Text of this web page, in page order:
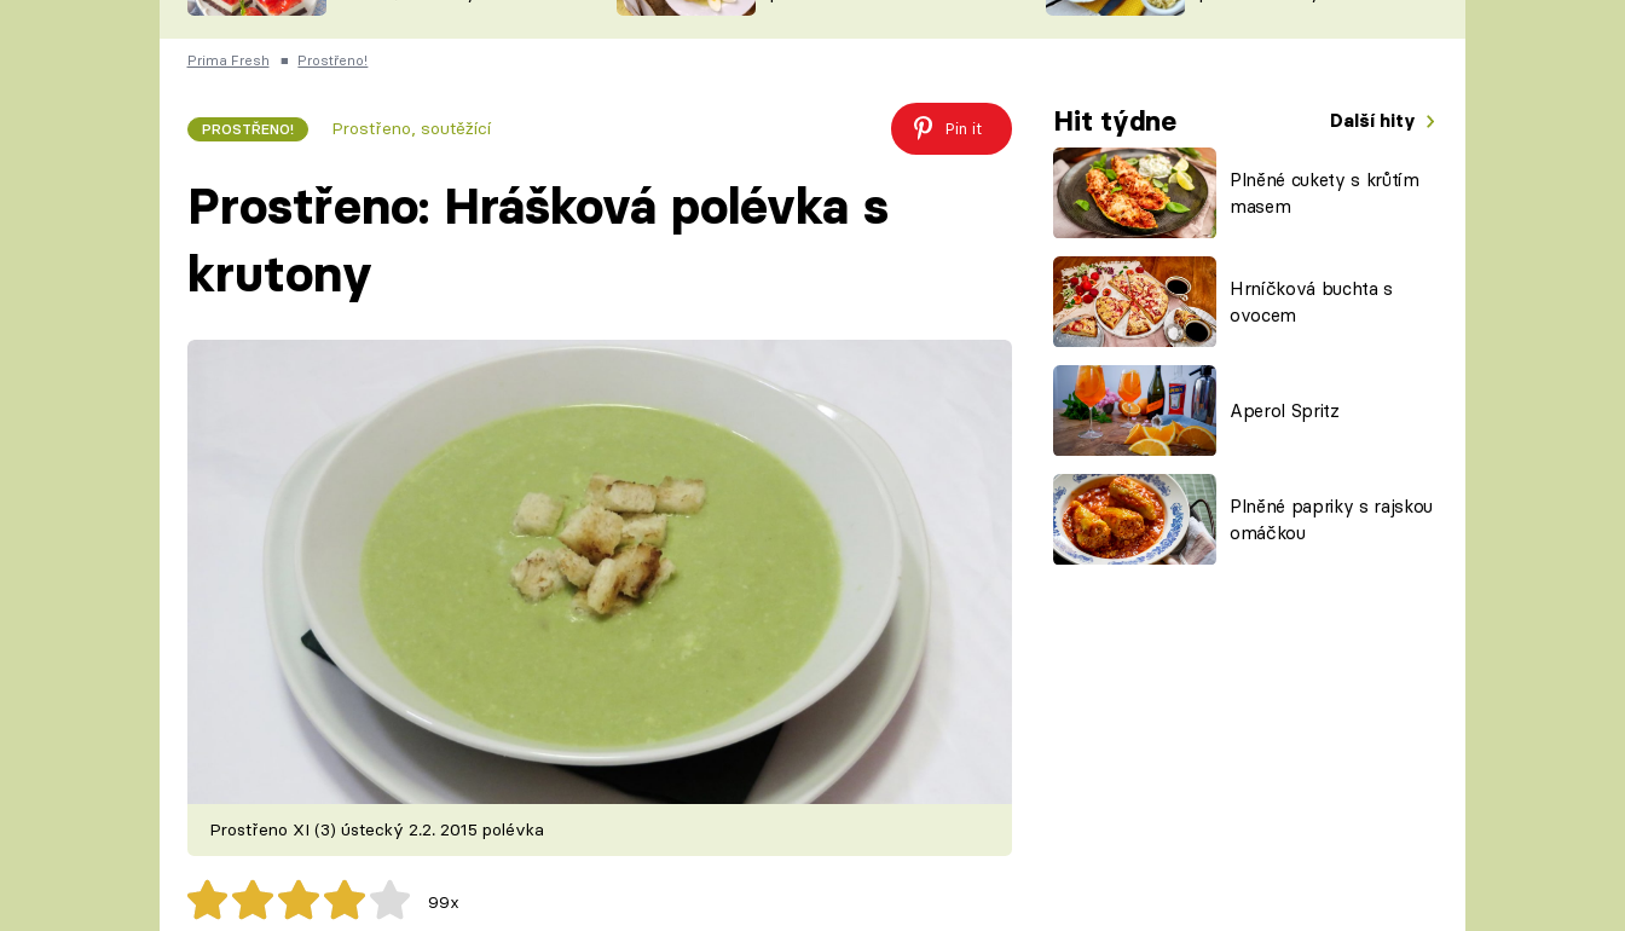
ČESKO NA TALÍŘI
KUCHAŘKA
VYCHYTÁVKY
ŠÉFREDAKTORKY
ČASOPIS
Prima Fresh ■ Prostřeno!
PROSTŘENO! Prostřeno, soutěžící Pin it Hit týdne Další hity
Plněné cukety s krůtím
masem
Hrníčková buchta s
ovocem
Aperol Spritz
Plněné papriky s rajskou
omáčkou
Prostřeno: Hrášková polévka s
krutony
Prostřeno XI (3) ústecký 2.2. 2015 polévka
99x